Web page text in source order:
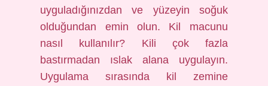
uyguladığınızdan ve yüzeyin soğuk
olduğundan emin olun. Kil macunu
nasıl kullanılır? Kili çok fazla
bastırmadan ıslak alana uygulayın.
Uygulama sırasında kil zemine